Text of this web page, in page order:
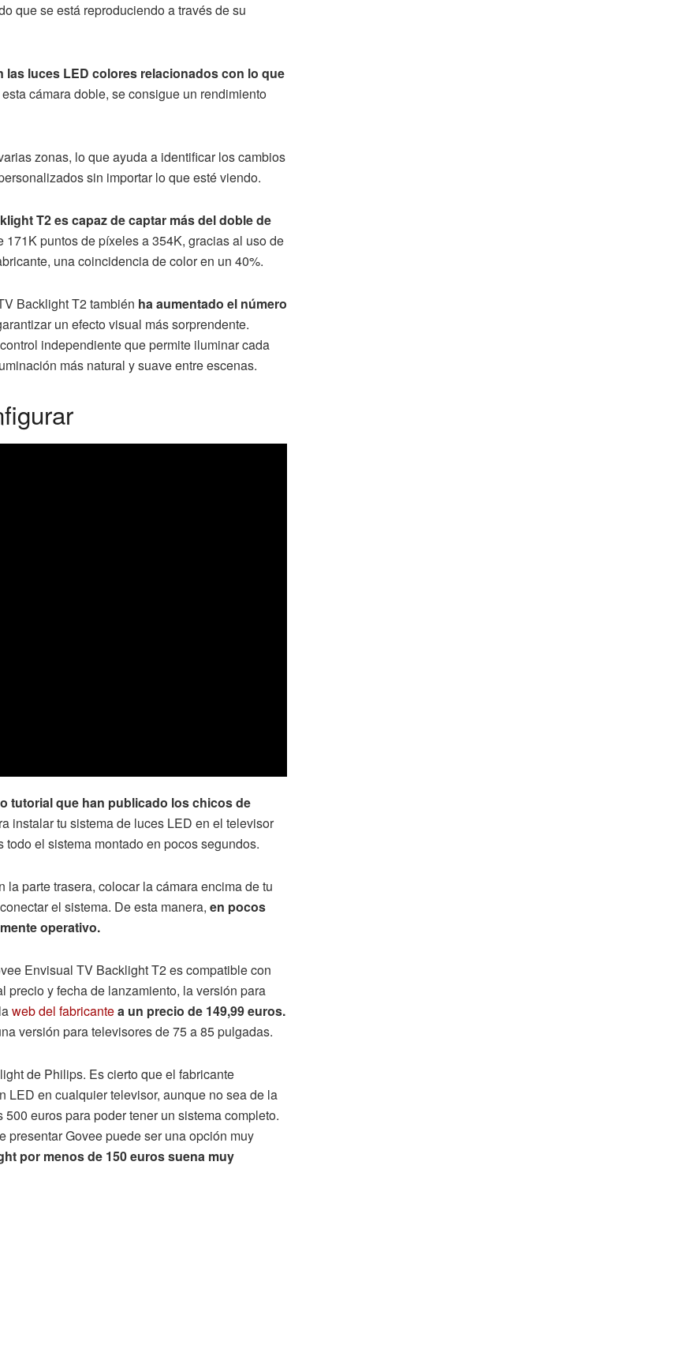
que se está reproduciendo a través de su
las luces LED colores relacionados con lo que
cámara doble, se consigue un rendimiento
zonas, lo que ayuda a identificar los cambios
sin importar lo que esté viendo.
T2 es capaz de captar más del doble de
171K puntos de píxeles a 354K, gracias al uso de
una coincidencia de color en un 40%.
Backlight T2 también ha aumentado el número
un efecto visual más sorprendente.
independiente que permite iluminar cada
más natural y suave entre escenas.
tutorial que han publicado los chicos de
instalar tu sistema de luces LED en el televisor
el sistema montado en pocos segundos.
parte trasera, colocar la cámara encima de tu
el sistema. De esta manera, en pocos
operativo.
Envisual TV Backlight T2 es compatible con
precio y fecha de lanzamiento, la versión para
web del fabricantea un precio de 149,99 euros.
versión para televisores de 75 a 85 pulgadas.
de Philips. Es cierto que el fabricante
LED en cualquier televisor, aunque no sea de la
euros para poder tener un sistema completo.
presentar Govee puede ser una opción muy
por menos de 150 euros suena muy